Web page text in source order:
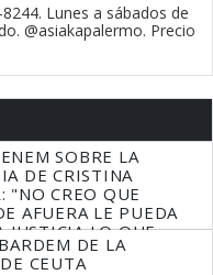
Lunes a sábados de
@asiakapalermo. Precio
SOBRE LA
DE CRISTINA
"NO CREO QUE
AFUERA LE PUEDA
JUSTICIA LO QUE
HACER" DE LA
CEUTA